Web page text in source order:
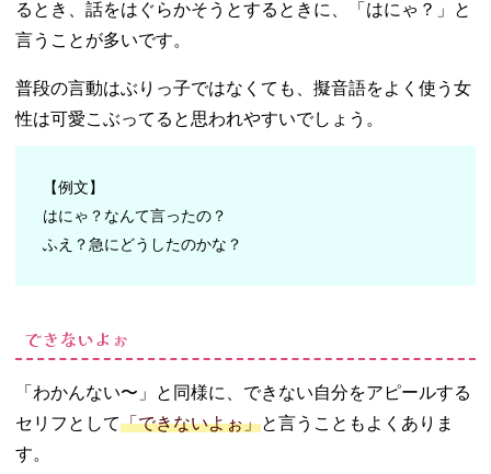
るとき、話をはぐらかそうとするときに、「はにゃ？」と
言うことが多いです。
普段の言動はぶりっ子ではなくても、擬音語をよく使う女
性は可愛こぶってると思われやすいでしょう。
【例文】
はにゃ？なんて言ったの？
ふえ？急にどうしたのかな？
できないよぉ
「わかんない〜」と同様に、できない自分をアピールする
セリフとして「できないよぉ」と言うこともよくありま
す。